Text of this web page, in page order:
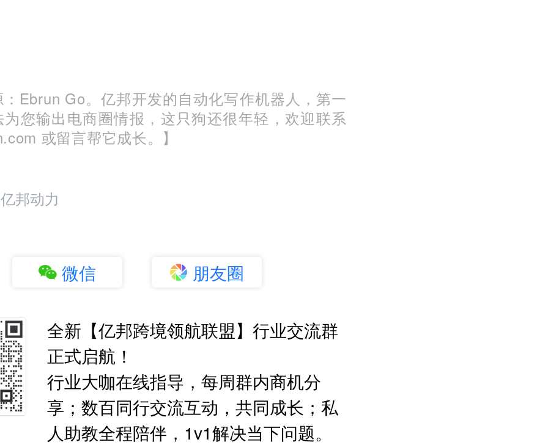
Ebrun Go。亿邦开发的自动化写作机器人，第一
您输出电商圈情报，这只狗还很年轻，欢迎联系
或留言帮它成长。】
邦动力
微信 朋友圈
全新【亿邦跨境领航联盟】行业交流群
正式启航！
行业大咖在线指导，每周群内商机分
享；数百同行交流互动，共同成长；私
人助教全程陪伴，1v1解决当下问题。